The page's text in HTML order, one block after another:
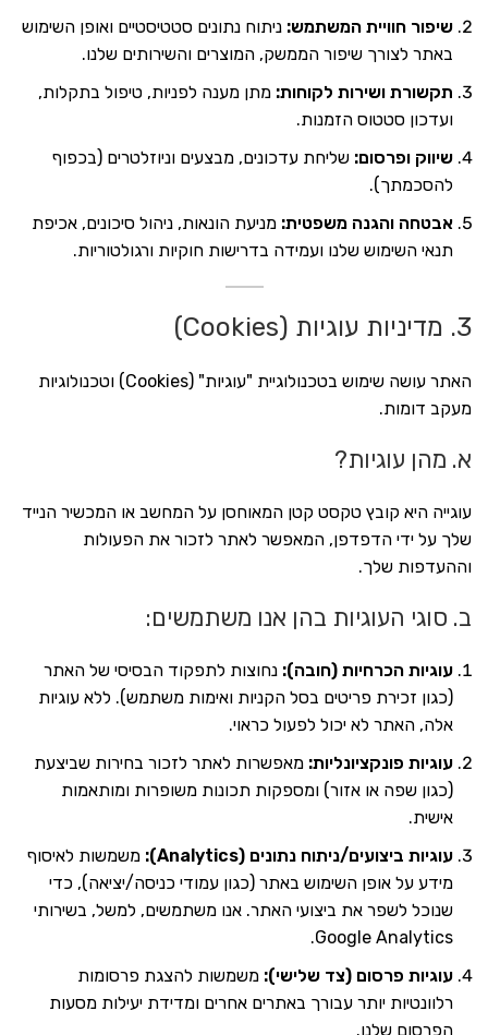
שיפור חוויית המשתמש: ניתוח נתונים סטטיסטיים ואופן השימוש
באתר לצורך שיפור הממשק, המוצרים והשירותים שלנו.
תקשורת ושירות לקוחות: מתן מענה לפניות, טיפול בתקלות,
ועדכון סטטוס הזמנות.
שיווק ופרסום: שליחת עדכונים, מבצעים וניוזלטרים (בכפוף
להסכמתך).
אבטחה והגנה משפטית: מניעת הונאות, ניהול סיכונים, אכיפת
תנאי השימוש שלנו ועמידה בדרישות חוקיות ורגולטוריות.
3. מדיניות עוגיות (Cookies)
האתר עושה שימוש בטכנולוגיית "עוגיות" (Cookies) וטכנולוגיות
מעקב דומות.
א. מהן עוגיות?
עוגייה היא קובץ טקסט קטן המאוחסן על המחשב או המכשיר הנייד
שלך על ידי הדפדפן, המאפשר לאתר לזכור את הפעולות
וההעדפות שלך.
ב. סוגי העוגיות בהן אנו משתמשים:
עוגיות הכרחיות (חובה): נחוצות לתפקוד הבסיסי של האתר
(כגון זכירת פריטים בסל הקניות ואימות משתמש). ללא עוגיות
אלה, האתר לא יכול לפעול כראוי.
עוגיות פונקציונליות: מאפשרות לאתר לזכור בחירות שביצעת
(כגון שפה או אזור) ומספקות תכונות משופרות ומותאמות
אישית.
עוגיות ביצועים/ניתוח נתונים (Analytics):
משמשות לאיסוף
מידע על אופן השימוש באתר (כגון עמודי כניסה/יציאה), כדי
שנוכל לשפר את ביצועי האתר. אנו משתמשים, למשל, בשירותי
Google Analytics.
עוגיות פרסום (צד שלישי): משמשות להצגת פרסומות
רלוונטיות יותר עבורך באתרים אחרים ומדידת יעילות מסעות
הפרסום שלנו.